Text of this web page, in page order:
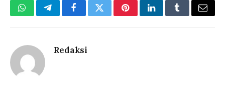
WhatsAppTelegramFacebookTwitterPinterestLinkedInTumblrEmail
Redaksi